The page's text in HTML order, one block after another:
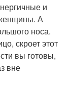
и
А
носа.
скроет этот
вы готовы,
вне